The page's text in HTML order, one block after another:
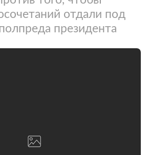
отдали под
президента